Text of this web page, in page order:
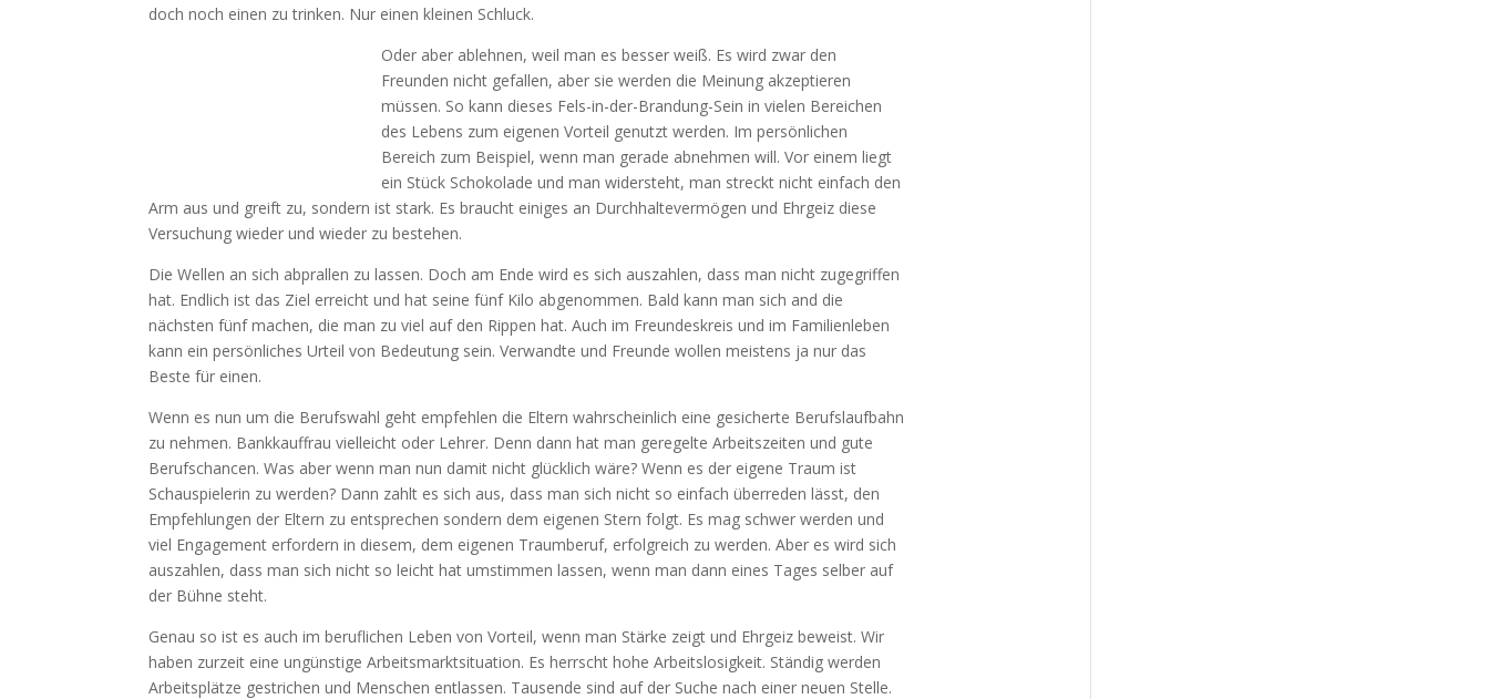
doch noch einen zu trinken. Nur einen kleinen Schluck.
Oder aber ablehnen, weil man es besser weiß. Es wird zwar den
Freunden nicht gefallen, aber sie werden die Meinung akzeptieren
müssen. So kann dieses Fels-in-der-Brandung-Sein in vielen Bereichen
des Lebens zum eigenen Vorteil genutzt werden. Im persönlichen
Bereich zum Beispiel, wenn man gerade abnehmen will. Vor einem liegt
ein Stück Schokolade und man widersteht, man streckt nicht einfach den
Arm aus und greift zu, sondern ist stark. Es braucht einiges an Durchhaltevermögen und Ehrgeiz diese
Versuchung wieder und wieder zu bestehen.
Die Wellen an sich abprallen zu lassen. Doch am Ende wird es sich auszahlen, dass man nicht zugegriffen
hat. Endlich ist das Ziel erreicht und hat seine fünf Kilo abgenommen. Bald kann man sich and die
nächsten fünf machen, die man zu viel auf den Rippen hat. Auch im Freundeskreis und im Familienleben
kann ein persönliches Urteil von Bedeutung sein. Verwandte und Freunde wollen meistens ja nur das
Beste für einen.
Wenn es nun um die Berufswahl geht empfehlen die Eltern wahrscheinlich eine gesicherte Berufslaufbahn
zu nehmen. Bankkauffrau vielleicht oder Lehrer. Denn dann hat man geregelte Arbeitszeiten und gute
Berufschancen. Was aber wenn man nun damit nicht glücklich wäre? Wenn es der eigene Traum ist
Schauspielerin zu werden? Dann zahlt es sich aus, dass man sich nicht so einfach überreden lässt, den
Empfehlungen der Eltern zu entsprechen sondern dem eigenen Stern folgt. Es mag schwer werden und
viel Engagement erfordern in diesem, dem eigenen Traumberuf, erfolgreich zu werden. Aber es wird sich
auszahlen, dass man sich nicht so leicht hat umstimmen lassen, wenn man dann eines Tages selber auf
der Bühne steht.
Genau so ist es auch im beruflichen Leben von Vorteil, wenn man Stärke zeigt und Ehrgeiz beweist. Wir
haben zurzeit eine ungünstige Arbeitsmarktsituation. Es herrscht hohe Arbeitslosigkeit. Ständig werden
Arbeitsplätze gestrichen und Menschen entlassen. Tausende sind auf der Suche nach einer neuen Stelle.